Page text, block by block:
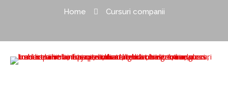
Home Cursuri companii